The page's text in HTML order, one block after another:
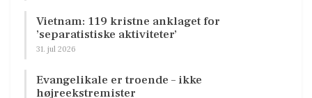
Vietnam: 119 kristne anklaget for
’separatistiske aktiviteter’
31. jul 2026
Evangelikale er troende – ikke
højreekstremister